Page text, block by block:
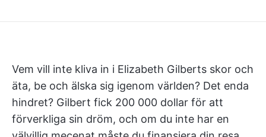
Vem vill inte kliva in i Elizabeth Gilberts skor och
äta, be och älska sig igenom världen? Det enda
hindret? Gilbert fick 200 000 dollar för att
förverkliga sin dröm, och om du inte har en